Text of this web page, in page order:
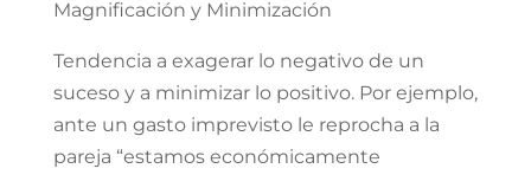
Magnificación y Minimización
Tendencia a exagerar lo negativo de un
suceso y a minimizar lo positivo. Por ejemplo,
ante un gasto imprevisto le reprocha a la
pareja “estamos económicamente